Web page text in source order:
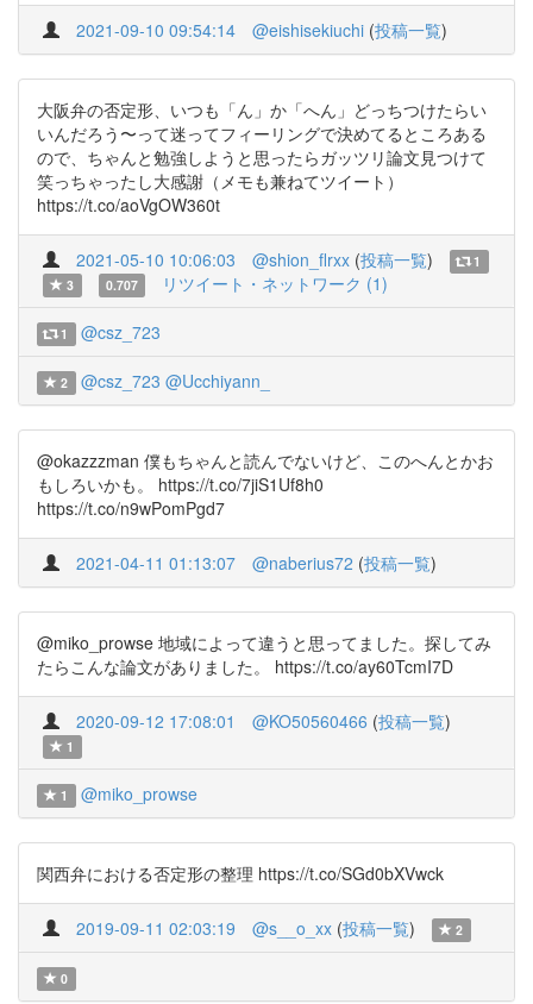
2021-09-10 09:54:14 @eishisekiuchi (投稿一覧)
大阪弁の否定形、いつも「ん」か「へん」どっちつけたらい
いんだろう〜って迷ってフィーリングで決めてるところある
ので、ちゃんと勉強しようと思ったらガッツリ論文見つけて
笑っちゃったし大感謝（メモも兼ねてツイート）
https://t.co/aoVgOW360t
2021-05-10 10:06:03 @shion_flrxx (投稿一覧)
1
3
0.707 リツイート・ネットワーク (1)
1 @csz_723
2 @csz_723 @Ucchiyann_
@okazzzman 僕もちゃんと読んでないけど、このへんとかお
もしろいかも。 https://t.co/7jiS1Uf8h0
https://t.co/n9wPomPgd7
2021-04-11 01:13:07 @naberius72 (投稿一覧)
@miko_prowse 地域によって違うと思ってました。探してみ
たらこんな論文がありました。 https://t.co/ay60TcmI7D
2020-09-12 17:08:01 @KO50560466 (投稿一覧)
1
1 @miko_prowse
関西弁における否定形の整理 https://t.co/SGd0bXVwck
2019-09-11 02:03:19 @s__o_xx (投稿一覧) 2
0